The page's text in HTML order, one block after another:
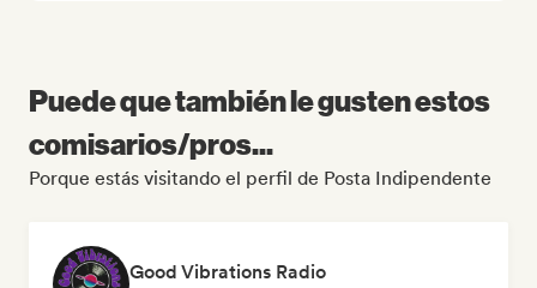
Puede que también le gusten estos
comisarios/pros...
Porque estás visitando el perfil de Posta Indipendente
Good Vibrations Radio